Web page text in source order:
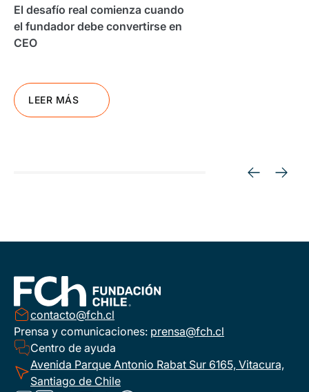
El desafío real comienza cuando
el fundador debe convertirse en
CEO
LEER MÁS
contacto@fch.cl
Prensa y comunicaciones: prensa@fch.cl
Centro de ayuda
Avenida Parque Antonio Rabat Sur 6165, Vitacura,
Santiago de Chile